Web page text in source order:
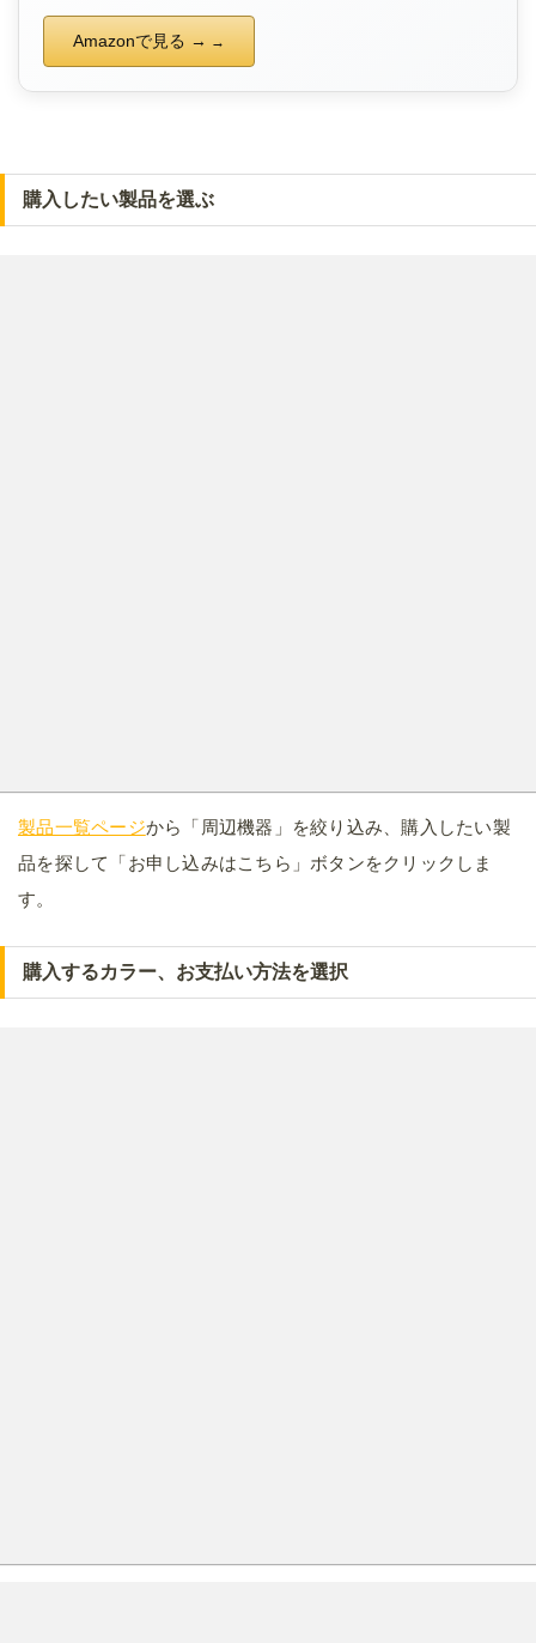
Amazonで見る →
購入したい製品を選ぶ
製品一覧ページから「周辺機器」を絞り込み、購入したい製
品を探して「お申し込みはこちら」ボタンをクリックしま
す。
購入するカラー、お支払い方法を選択